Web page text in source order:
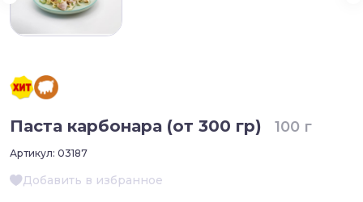
Паста карбонара (от 300 гр) 100 г
Артикул: 03187
Добавить в избранное